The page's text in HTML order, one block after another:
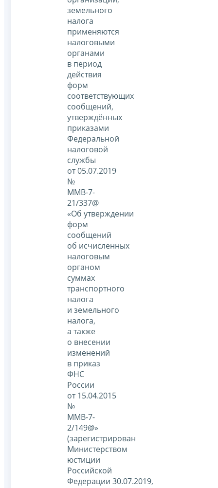
земельного
налога
применяются
налоговыми
органами
в период
действия
форм
соответствующих
сообщений,
утверждённых
приказами
Федеральной
налоговой
службы
от 05.07.2019
№
ММВ-7-
21/337@
«Об утверждении
форм
сообщений
об исчисленных
налоговым
органом
суммах
транспортного
налога
и земельного
налога,
а также
о внесении
изменений
в приказ
ФНС
России
от 15.04.2015
№
ММВ-7-
2/149@»
(зарегистрирован
Министерством
юстиции
Российской
Федерации 30.07.2019,